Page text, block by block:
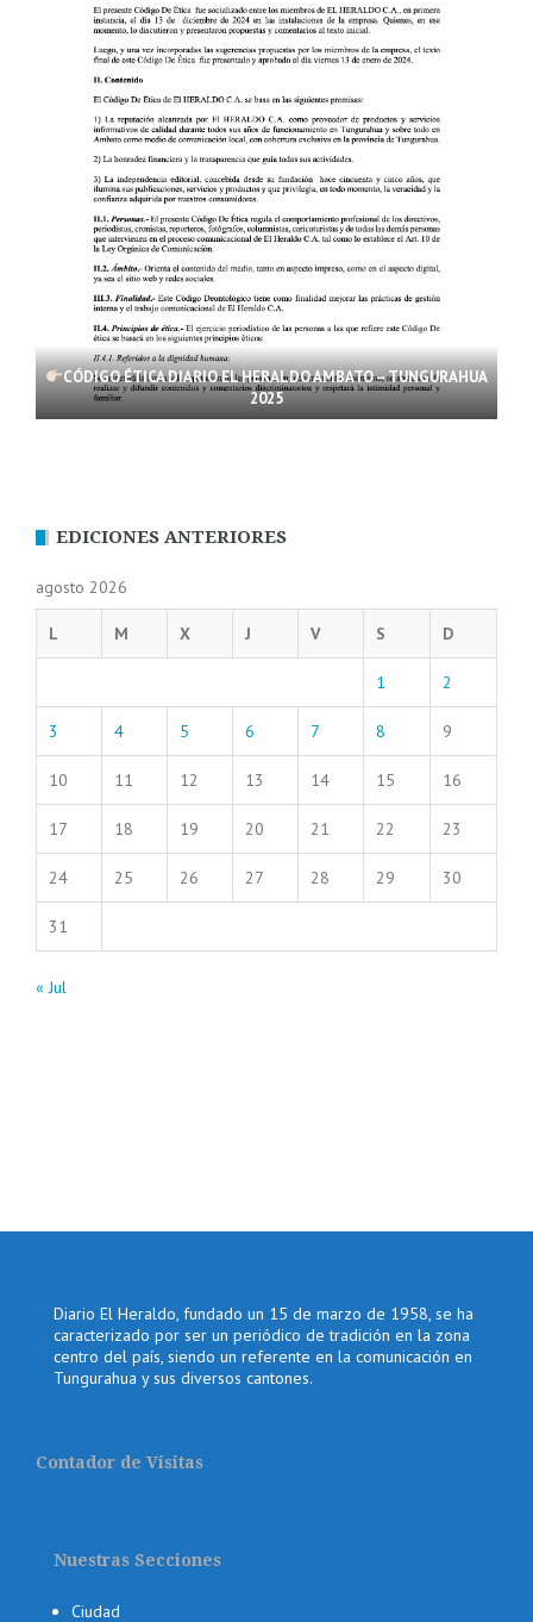
CÓDIGO ÉTICA DIARIO EL HERALDO AMBATO – TUNGURAHUA
2025
EDICIONES ANTERIORES
agosto 2026
L M X J V S D
1 2
3 4 5 6 7 8 9
10 11 12 13 14 15 16
17 18 19 20 21 22 23
24 25 26 27 28 29 30
31
« Jul
Diario El Heraldo, fundado un 15 de marzo de 1958, se ha
caracterizado por ser un periódico de tradición en la zona
centro del país, siendo un referente en la comunicación en
Tungurahua y sus diversos cantones.
Contador de Visitas
Nuestras Secciones
Ciudad